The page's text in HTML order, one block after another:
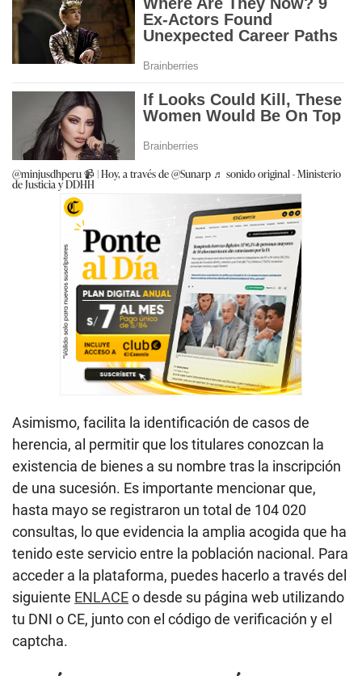
@minjusdhperu📹 | Hoy, a través de @Sunarp ♬ sonido original - Ministerio
de Justicia y DDHH
Asimismo, facilita la identificación de casos de
herencia, al permitir que los titulares conozcan la
existencia de bienes a su nombre tras la inscripción
de una sucesión. Es importante mencionar que,
hasta mayo se registraron un total de 104 020
consultas, lo que evidencia la amplia acogida que ha
tenido este servicio entre la población nacional. Para
acceder a la plataforma, puedes hacerlo a través del
siguiente ENLACEo desde su página web utilizando
tu DNI o CE, junto con el código de verificación y el
captcha.